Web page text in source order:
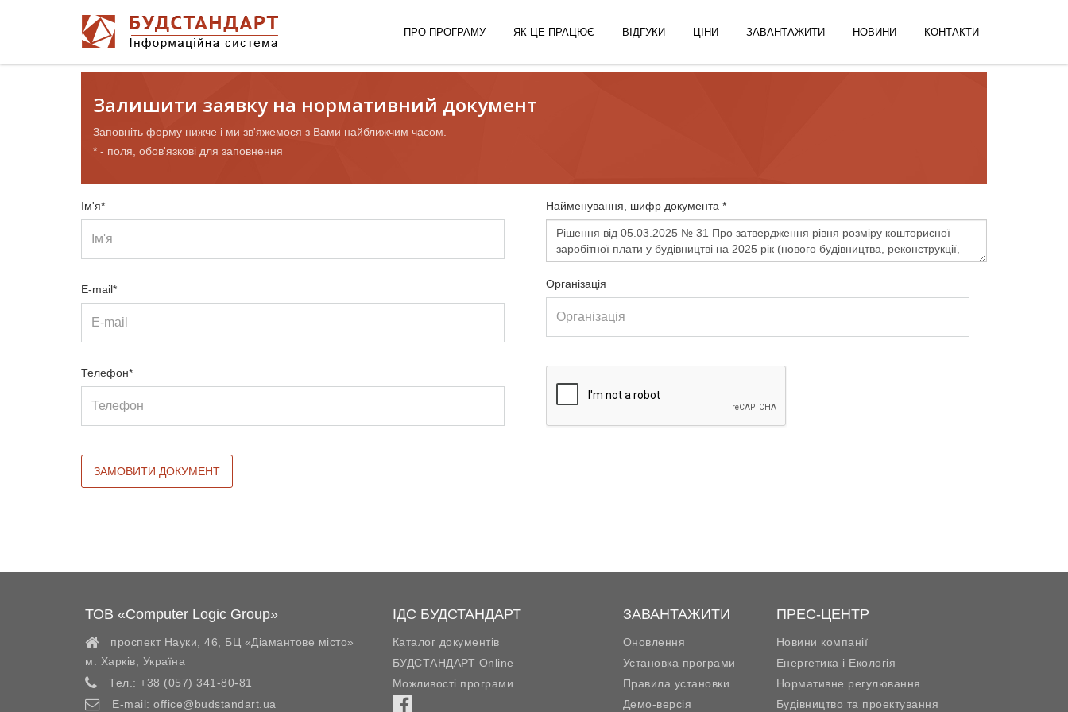
ПРО ПРОГРАМУ ЯК ЦЕ ПРАЦЮЄ ВІДГУКИ ЦІНИ ЗАВАНТАЖИТИ НОВИНИ КОНТАКТИ
Залишити заявку на нормативний документ
Заповніть форму нижче і ми зв'яжемося з Вами найближчим часом.
* - поля, обов'язкові для заповнення
Ім'я*
E-mail*
Телефон*
Найменування, шифр документа *
Організація
ТОВ «Computer Logic Group»
проспект Науки, 46, БЦ «Діамантове місто»
м. Харків
Україна
Тел.: +38 (057) 341-80-81
E-mail: office@budstandart.ua
ІДС БУДСТАНДАРТ
Каталог документів
БУДСТАНДАРТ Online
Можливості програми
ЗАВАНТАЖИТИ
Оновлення
Установка програми
Правила установки
Демо-версія
ПРЕС-ЦЕНТР
Новини компанії
Енергетика і Екологія
Нормативне регулювання
Будівництво та проектування